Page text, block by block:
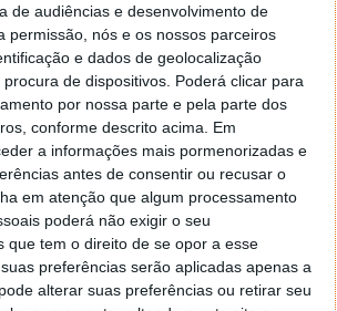
de audiências e desenvolvimento de
permissão, nós e os nossos parceiros
e dados de geolocalização
de dispositivos. Poderá clicar para
por nossa parte e pela parte dos
conforme descrito acima. Em
a informações mais pormenorizadas e
antes de consentir ou recusar o
em atenção que algum processamento
poderá não exigir o seu
que tem o direito de se opor a esse
preferências serão aplicadas apenas a
alterar suas preferências ou retirar seu
e o aumento da
utilizador na Internet
da segurança online
para todos. O aumento das
obriga a garantir que os
estão protegidos. Uma das
de alcançar esta proteção é através
digitais. Estas não só